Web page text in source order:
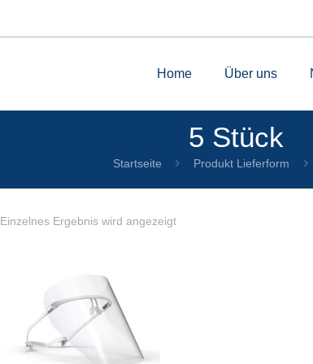
Home Über uns
5 Stück
Startseite Produkt Lieferform
Einzelnes Ergebnis wird angezeigt